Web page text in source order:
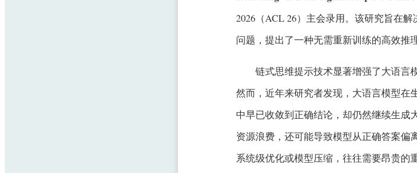
2026（ACL 26）主会录用。该研究旨在
问题，提出了一种无需重新训练的高效推
链式思维提示技术显著增强了大语言
然而，近年来研究者发现，大语言模型在
中早已收敛到正确结论，却仍然继续生成
资源浪费，还可能导致模型从正确答案偏
系统级优化或模型压缩，往往需要昂贵的